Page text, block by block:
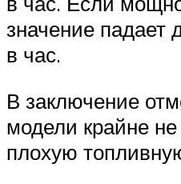
значение падает
в час.
В заключение
модели крайне
плохую